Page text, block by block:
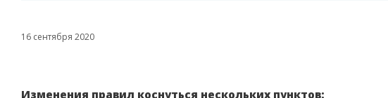
16 сентября 2020
Изменения правил коснуться нескольких пунктов: